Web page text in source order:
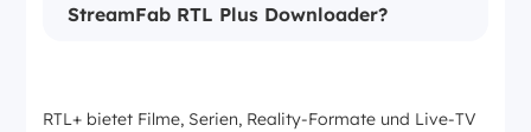
StreamFab RTL Plus Downloader?
RTL+ bietet Filme, Serien, Reality-Formate und Live-TV